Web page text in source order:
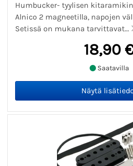
Humbucker- tyylisen
Alnico 2 magneetilla, napojen
Setissä on mukana tarvittavat...
18,90
Saatavilla